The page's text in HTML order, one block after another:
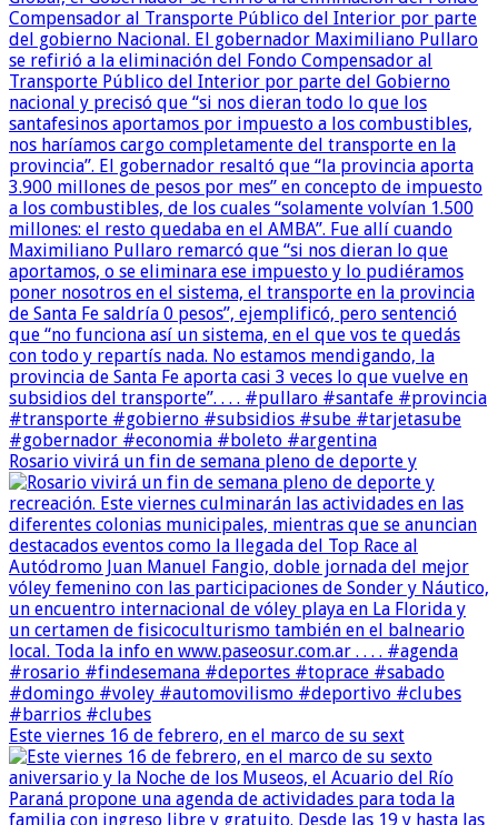
Rosario vivirá un fin de semana pleno de deporte y
Este viernes 16 de febrero, en el marco de su sext